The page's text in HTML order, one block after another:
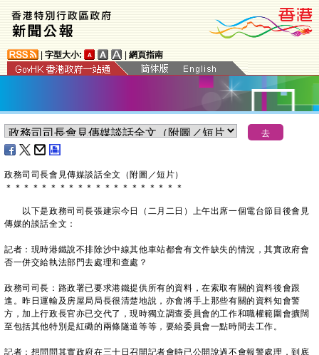
字型大小: 網頁指南
政務司司長會見傳媒談話全文（附圖／短片）
＊ ＊ ＊ ＊ ＊ ＊ ＊ ＊ ＊ ＊ ＊ ＊ ＊ ＊ ＊ ＊ ＊ ＊ ＊ ＊
以下是政務司司長張建宗今日（二月二日）上午出席一個電台節目後會見
傳媒的談話全文：
記者：現時港鐵說不排除沙中線其他車站都會有文件缺失的情況，其實政府會
否一併交給執法部門去處理和查處？
政務司司長：路政署已要求港鐵提供所有的資料，在索取有關的資料後會跟
進。昨日運輸及房屋局局長很清楚地說，亦會將手上那些有關的資料知會警
方，加上行政長官亦已交代了，現時獨立調查委員會的工作和職權範圍會擴闊
至包括其他特別是紅磡的兩條隧道等等，要給委員會一點時間去工作。
記者：想問問其實政府在三十日召開記者會時已公開說過不會報警處理，到底